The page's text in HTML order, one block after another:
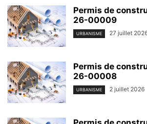
Permis de
26-00009
URBANISME 27 juillet
Permis de
26-00008
URBANISME 2 juillet 2026